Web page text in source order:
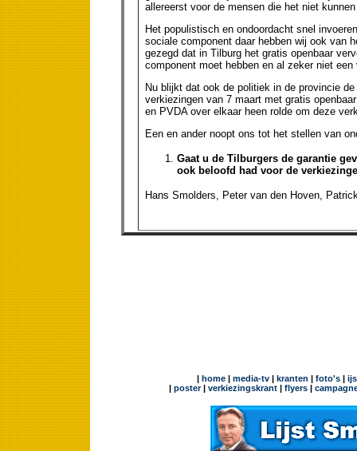
allereerst voor de mensen die het niet
Het populistisch en ondoordacht snel
sociale component daar hebben wij ook van
gezegd dat in Tilburg het gratis openbaar
component moet hebben en al zeker niet
Nu blijkt dat ook de politiek in de provincie
verkiezingen van 7 maart met gratis
en PVDA over elkaar heen rolde om deze
Een en ander noopt ons tot het stellen van
Gaat u de Tilburgers de garantie
ook beloofd had voor de
Hans Smolders, Peter van den Hoven,
| home| media-tv| kranten | foto's|
| poster| verkiezingskrant | flyers |